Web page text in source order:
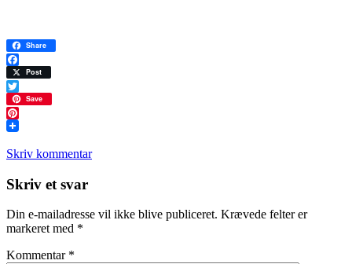
Share
Facebook
Post
Twitter
Save
Pinterest
Skriv kommentar
Læserinteraktioner
Skriv et svar
Din e-mailadresse vil ikke blive publiceret. Krævede felter er
markeret med *
Kommentar *